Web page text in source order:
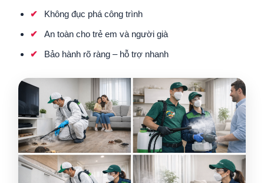
Không đục phá công trình
An toàn cho trẻ em và người già
Bảo hành rõ ràng – hỗ trợ nhanh